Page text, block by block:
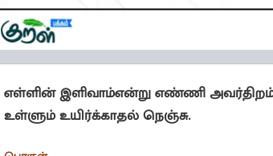
எள்ளின் இளிவாம்என்று எண்ணி
உள்ளும் உயிர்க்காதல் நெஞ்சு.